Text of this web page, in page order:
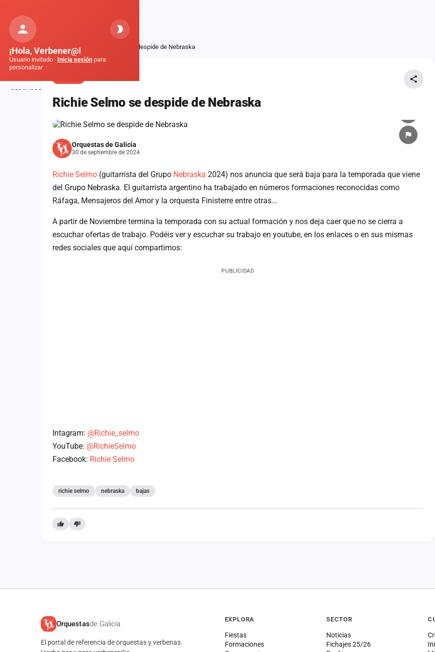
Inicio Noticias Richie Selmo se despide de Nebraska
Richie Selmo se despide de Nebraska
Orquestas de Galicia
30 de septiembre de 2024
Richie Selmo (guitarrista del Grupo Nebraska 2024) nos anuncia que será baja para la temporada que viene
del Grupo Nebraska. El guitarrista argentino ha trabajado en números formaciones reconocidas como
Ráfaga, Mensajeros del Amor y la orquesta Finisterre entre otras...
A partir de Noviembre termina la temporada con su actual formación y nos deja caer que no se cierra a
escuchar ofertas de trabajo. Podéis ver y escuchar su trabajo en youtube, en los enlaces o en sus mismas
redes sociales que aquí compartimos:
PUBLICIDAD
Intagram: @Richie_selmo
YouTube: @RichieSelmo
Facebook: Richie Selmo
richie selmo nebraska bajas
Orquestasde Galicia
El portal de referencia de orquestas y verbenas.
EXPLORA
Fiestas
Formaciones
SECTOR
Noticias
Fichajes 25/26
¡Hola, Verbener@!
Usuario invitado · Inicia sesión para
personalizar
DESCUBRE
Formaciones
Mapa de fiestas
Componentes